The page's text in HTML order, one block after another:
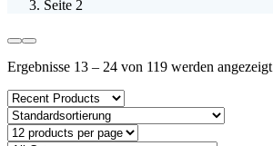
Seite 2
Ergebnisse 13 – 24 von 119 werden angezeigt